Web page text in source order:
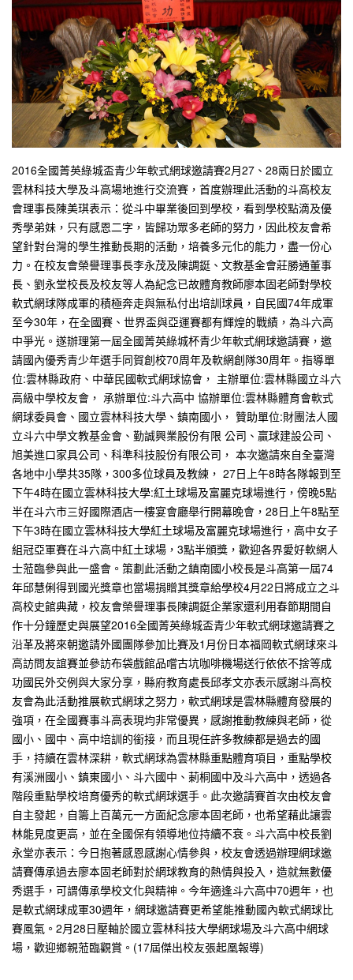
2016全國菁英綠城盃青少年軟式網球邀請賽2月27、28兩日於國立
雲林科技大學及斗高場地進行交流賽，首度辦理此活動的斗高校友
會理事長陳美琪表示：從斗中畢業後回到學校，看到學校點滴及優
秀學弟妹，只有感恩二字，皆歸功眾多老師的努力，因此校友會希
望針對台灣的學生推動長期的活動，培養多元化的能力，盡一份心
力。在校友會榮譽理事長李永茂及陳調鋌、文教基金會莊勝通董事
長、劉永堂校長及校友等人為紀念已故體育教師廖本固老師對學校
軟式網球隊成軍的積極奔走與無私付出培訓球員，自民國74年成軍
至今30年，在全國賽、世界盃與亞運賽都有輝煌的戰績，為斗六高
中爭光。遂辦理第一屆全國菁英綠城杯青少年軟式網球邀請賽，邀
請國內優秀青少年選手同賀創校70周年及軟網創隊30周年。指導單
位:雲林縣政府、中華民國軟式網球協會， 主辦單位:雲林縣國立斗六
高級中學校友會， 承辦單位:斗六高中 協辦單位:雲林縣體育會軟式
網球委員會、國立雲林科技大學、鎮南國小， 贊助單位:財團法人國
立斗六中學文教基金會、勤誠興業股份有限 公司、贏球建設公司、
旭美進口家具公司、科準科技股份有限公司， 本次邀請來自全臺灣
各地中小學共35隊，300多位球員及教練， 27日上午8時各隊報到至
下午4時在國立雲林科技大學:紅土球場及富麗克球場進行，傍晚5點
半在斗六市三好國際酒店一樓宴會廳舉行開幕晚會，28日上午8點至
下午3時在國立雲林科技大學紅土球場及富麗克球場進行，高中女子
組冠亞軍賽在斗六高中紅土球場，3點半頒獎，歡迎各界愛好軟網人
士蒞臨參與此一盛會。策劃此活動之鎮南國小校長是斗高第一屆74
年邱慧俐得到國光獎章也當場捐贈其獎章給學校4月22日將成立之斗
高校史館典藏，校友會榮譽理事長陳調鋌企業家還利用春節期間自
作十分鐘歷史與展望2016全國菁英綠城盃青少年軟式網球邀請賽之
沿革及將來朝邀請外國團隊參加比賽及1月份日本福岡軟式網球來斗
高訪問友誼賽並參訪布袋戲館品嚐古坑咖啡機場送行依依不捨等成
功國民外交例與大家分享，縣府教育處長邱孝文亦表示感謝斗高校
友會為此活動推展軟式網球之努力，軟式網球是雲林縣體育發展的
強項，在全國賽事斗高表現均非常優異，感謝推動教練與老師，從
國小、國中、高中培訓的銜接，而且現任許多教練都是過去的國
手，持續在雲林深耕，軟式網球為雲林縣重點體育項目，重點學校
有溪洲國小、鎮東國小、斗六國中、莿桐國中及斗六高中，透過各
階段重點學校培育優秀的軟式網球選手。此次邀請賽首次由校友會
自主發起，自籌上百萬元一方面紀念廖本固老師，也希望藉此讓雲
林能見度更高，並在全國保有領導地位持續不衰。斗六高中校長劉
永堂亦表示：今日抱著感恩感謝心情參與，校友會透過辦理網球邀
請賽傳承過去廖本固老師對於網球教育的熱情與投入，造就無數優
秀選手，可謂傳承學校文化與精神。今年適逢斗六高中70週年，也
是軟式網球成軍30週年，網球邀請賽更希望能推動國內軟式網球比
賽風氣。2月28日壓軸於國立雲林科技大學網球場及斗六高中網球
場，歡迎鄉親蒞臨觀賞。(17屆傑出校友張起凰報導)